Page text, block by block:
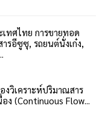
ทศไทย การขายทอด
รอีซูซุ, รถยนต์นั่งเก๋ง,
งวิเคราะห์ปริมาณสาร
ง (Continuous Flow...